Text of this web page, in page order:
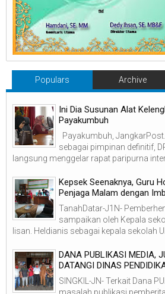
Populars Archive
Ini Dia Susunan Alat
Payakumbuh
Payakumbuh,
sebagai pimpinan definitif,
langsung menggelar rapat paripurna
Kepsek Seenaknya, Guru
Penjaga Malam dengan
TanahDatar-J1N-
sampaikan oleh Kepala
lisan. Heldianis sebagai kepala sekolah
DANA PUBLIKASI MEDIA,
DATANGI DINAS
SINGKIL-JN- Terkait Dana